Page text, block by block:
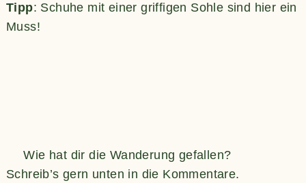
Tipp: Schuhe mit einer griffigen Sohle sind hier ein
Muss!
Wie hat dir die Wanderung gefallen?
Schreib’s gern unten in die Kommentare.